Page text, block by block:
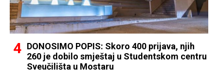
DONOSIMO POPIS: Skoro 400 prijava, njih
260 je dobilo smještaj u Studentskom centru
Sveučilišta u Mostaru